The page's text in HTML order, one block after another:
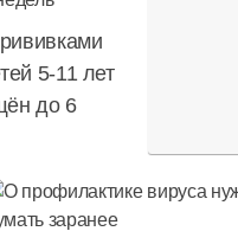
5-11 лет
до 6